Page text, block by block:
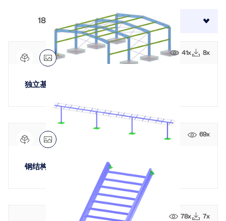
使用 API 开始
特殊解决方案
RWIND 3
数值风洞 CFD 软件
快速找到答案
找到有关Dlubal软件的常见问题的快速答案。搜索或筛
选数百个常见问题以快速解决问题。
释放创新力量
探索旨在提升您的工程工作流程的尖端工具和增强功
能。
探索新功能
Dlubal 自由区
随时获得专家帮助。享受免费的 AI 协助、电子邮件支
持、在线研讨会，以及针对服务合同专业用户的高级服
面向学生的免费结构分析软件
全球已有数千名学生受益于Dlubal软件。在整个学习过
认识专家
我们的专职工程师随时随地为您提供建模、设计和技术
加入工程软件的全球领导者，将您的职业生涯提升到新
创建账户
1844 排序方式:
41x 8x
独立基础设计 | ACI 318-19
69x
钢结构光伏系统
78x 7x